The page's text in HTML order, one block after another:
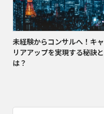
未経験からコンサルへ！キャ
リアアップを実現する秘訣と
は？